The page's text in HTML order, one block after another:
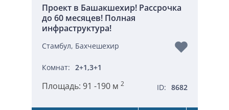
Проект в Башакшехир! Рассрочка
до 60 месяцев! Полная
инфраструктура!
Стамбул, Бахчешехир
Комнат: 2+1,3+1
Площадь: 91 -190 м 2 ID: 8682